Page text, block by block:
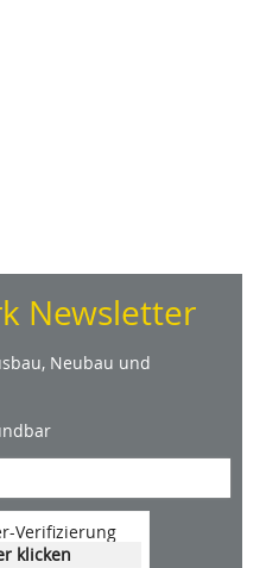
Newsletter
Neubau und
Verifizierung
klicken